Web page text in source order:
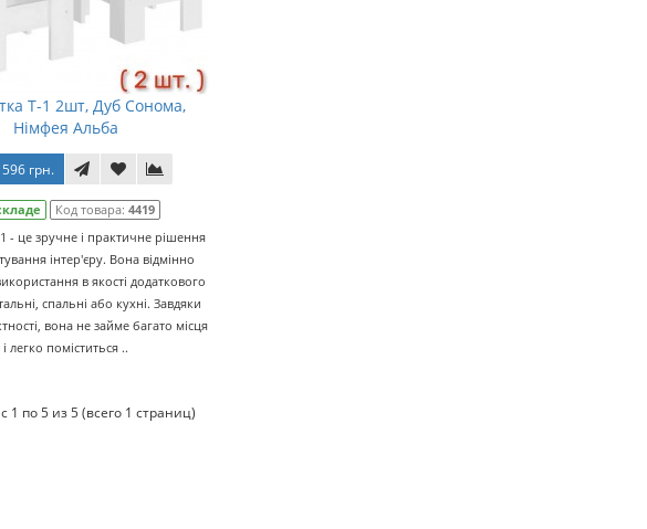
Т-1 2шт, Дуб Сонома,
Німфея Альба
596 грн.
Код товара:4419
- це зручне і практичне рішення
інтер'єру. Вона відмінно
в якості додаткового
спальні або кухні. Завдяки
вона не займе багато місця
і легко поміститься ..
1 по 5 из 5 (всего 1 страниц)